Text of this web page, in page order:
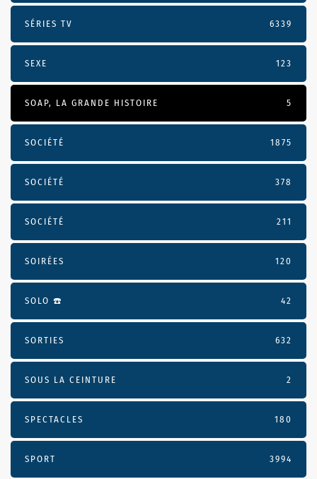
SÉRIES TV 6339
SEXE 123
SOAP, LA GRANDE HISTOIRE 5
SOCIÉTÉ 1875
SOCIÉTÉ 378
SOCIÉTÉ 211
SOIRÉES 120
SOLO ☎️ 42
SORTIES 632
SOUS LA CEINTURE 2
SPECTACLES 180
SPORT 3994